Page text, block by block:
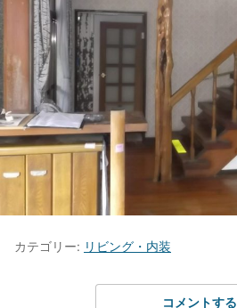
カテゴリー: リビング・内装
コメントする